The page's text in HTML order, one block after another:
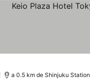
a 0.5 km de Shinjuku Station